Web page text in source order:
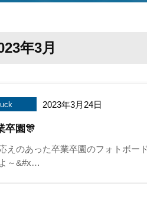
年3月
2023年3月24日
卒園🎊
えのあった卒業卒園のフォトボー
～&#x…